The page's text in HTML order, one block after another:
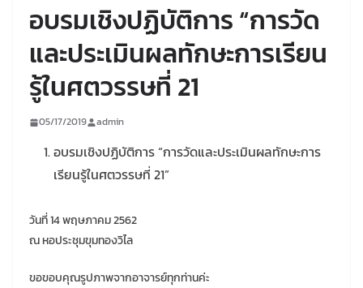
อบรมเชิงปฏิบัติการ “การวัด
และประเมินผลทักษะการเรียน
รู้ในศตวรรษที่ 21
05/17/2019 admin
อบรมเชิงปฏิบัติการ “การวัดและประเมินผลทักษะการ
เรียนรู้ในศตวรรษที่ 21”
วันที่ 14 พฤษภาคม 2562
ณ หอประชุมขุมทองวิไล
ขอขอบคุณรูปภาพจากอาจารย์ทุกท่านค่ะ